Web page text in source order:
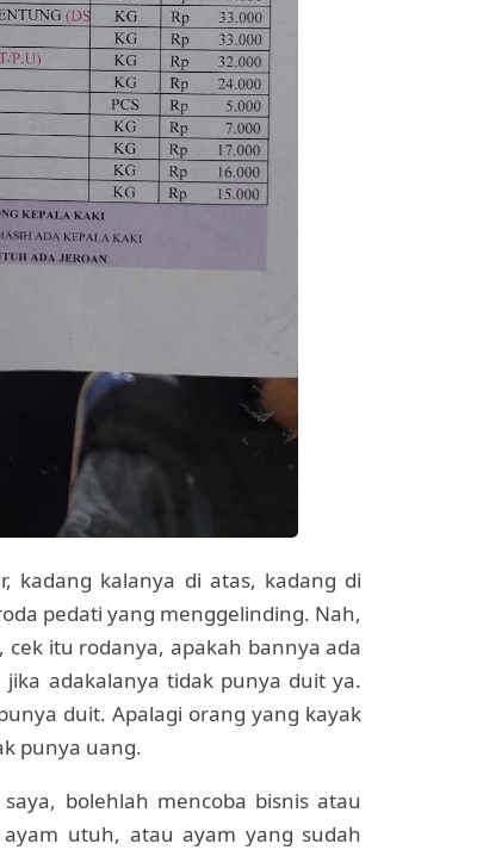
kadang kalanya di atas, kadang di
pedati yang menggelinding. Nah,
itu rodanya, apakah bannya ada
adakalanya tidak punya duit ya.
duit. Apalagi orang yang kayak
punya uang.
bolehlah mencoba bisnis atau
utuh, atau ayam yang sudah